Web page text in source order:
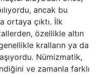
ancak bu
ortaya çıktı. İlk
özellikle altın
kralların ya da
Nümizmatik,
ve zamanla farklı